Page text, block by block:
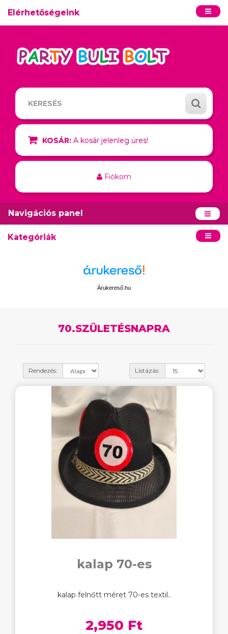
Elérhetőségeink
KOSÁR: A kosár jelenleg üres!
Fiókom
Navigációs panel
Kategóriák
Árukereső.hu
70.SZÜLETÉSNAPRA
Rendezés: Listázás:
kalap 70-es
kalap felnőtt méret 70-es textil..
2,950 Ft